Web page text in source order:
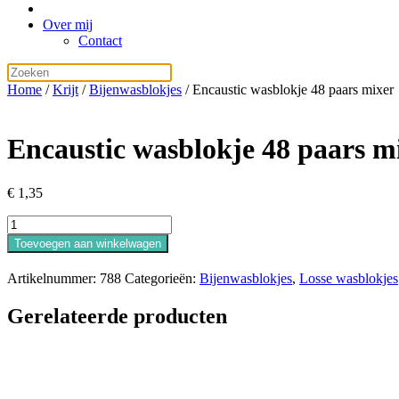
Over mij
Contact
Home /Krijt /Bijenwasblokjes / Encaustic wasblokje 48 paars mixer
Encaustic wasblokje 48 paars
€ 1,35
Encaustic
wasblokje
48
paars
mixer
Toevoegen aan winkelwagen
Artikelnummer: 788 Categorieën: Bijenwasblokjes, Losse wasblokjes
Gerelateerde producten